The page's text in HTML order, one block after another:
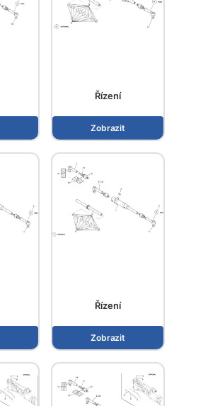
Řízení
Zobrazit
Řízení
Zobrazit